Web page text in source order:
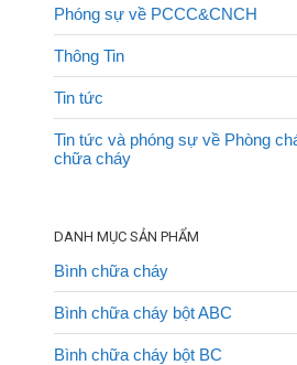
Phóng sự về PCCC&CNCH
Thông Tin
Tin tức
Tin tức và phóng sự về Phòng
chữa cháy
DANH MỤC SẢN PHẨM
Bình chữa cháy
Bình chữa cháy bột ABC
Bình chữa cháy bột BC